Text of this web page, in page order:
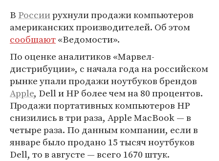
В Россиирухнули продажи компьютеров
американских производителей. Об этом
сообщают«Ведомости».
По оценке аналитиков «Марвел-
дистрибуции», с начала года на российском
рынке упали продажи ноутбуков брендов
Apple, Dell и HP более чем на 80 процентов.
Продажи портативных компьютеров HP
снизились в три раза, Apple MacBook — в
четыре раза. По данным компании, если в
январе было продано 15 тысяч ноутбуков
Dell, то в августе — всего 1670 штук.